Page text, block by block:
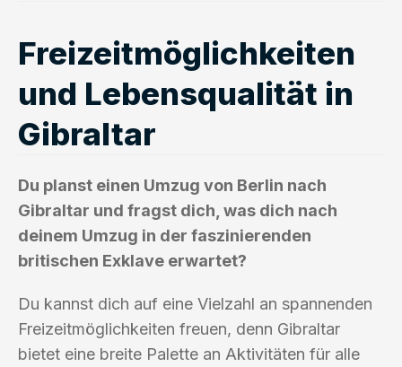
Freizeitmöglichkeiten
und Lebensqualität in
Gibraltar
Du planst einen Umzug von Berlin nach
Gibraltar und fragst dich, was dich nach
deinem Umzug in der faszinierenden
britischen Exklave erwartet?
Du kannst dich auf eine Vielzahl an spannenden
Freizeitmöglichkeiten freuen, denn Gibraltar
bietet eine breite Palette an Aktivitäten für alle